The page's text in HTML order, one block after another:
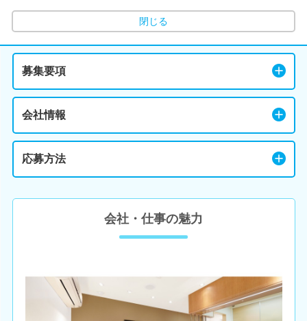
閉じる
募集要項
会社情報
応募方法
会社・仕事の魅力